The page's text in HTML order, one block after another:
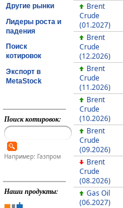
Другие рынки
Лидеры роста и
падения
Поиск
котировок
Экспорт в
MetaStock
Поиск котировок:
Например: Газпром
Наши продукты:
Brent
Crude
(01.2027)
Brent
Crude
(12.2026)
Brent
Crude
(11.2026)
Brent
Crude
(10.2026)
Brent
Crude
(09.2026)
Brent
Crude
(08.2026)
Gas Oil
(06.2027)